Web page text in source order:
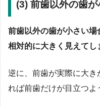
(3) 前歯以外の歯
前歯以外の歯が小さい場
相対的に大きく見えてし
逆に、前歯が実際に大
れば前歯だけが目立つよ